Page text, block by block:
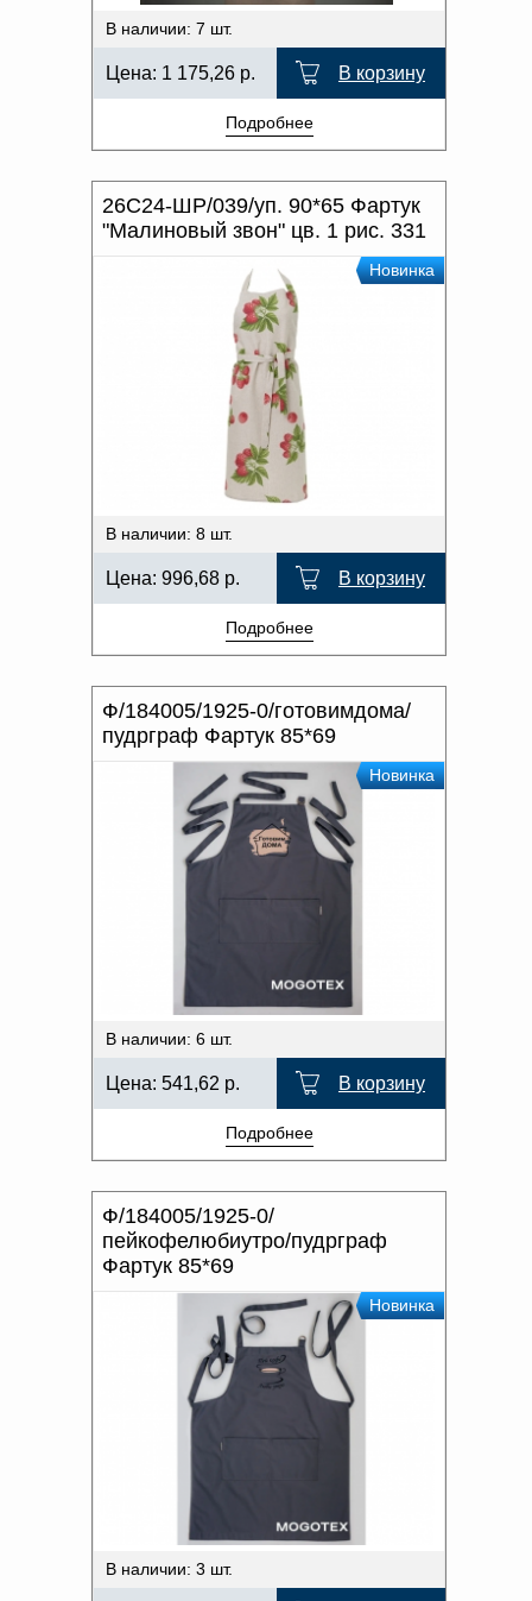
В наличии: 7 шт.
Цена: 1 175,26 р. В корзину
Подробнее
26С24-ШР/039/уп. 90*65 Фартук
"Малиновый звон" цв. 1 рис. 331
Новинка
В наличии: 8 шт.
Цена: 996,68 р. В корзину
Подробнее
Ф/184005/1925-0/готовимдома/
пудрграф Фартук 85*69
Новинка
В наличии: 6 шт.
Цена: 541,62 р. В корзину
Подробнее
Ф/184005/1925-0/
пейкофелюбиутро/пудрграф
Фартук 85*69
Новинка
В наличии: 3 шт.